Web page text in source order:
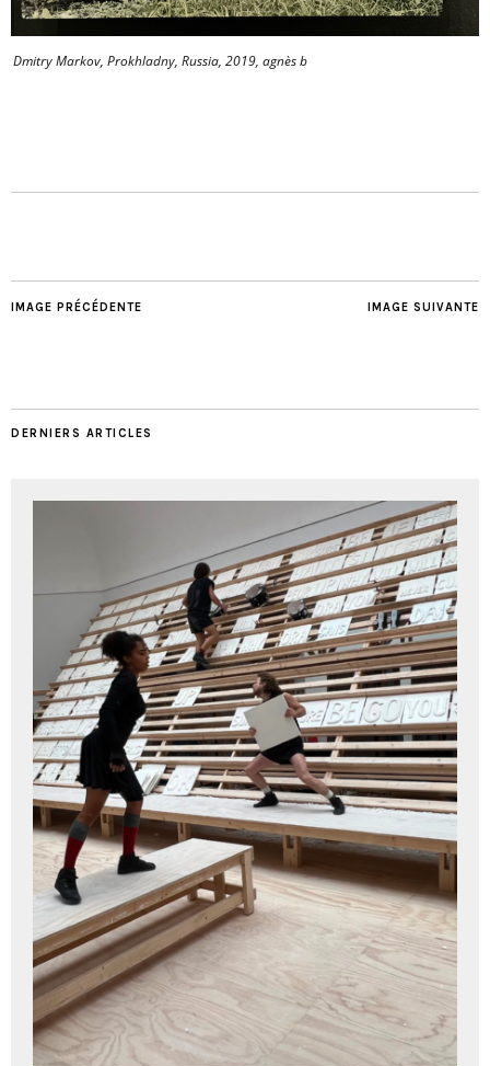
Dmitry Markov, Prokhladny, Russia, 2019, agnès b
IMAGE SUIVANTE
IMAGE PRÉCÉDENTE
DERNIERS ARTICLES